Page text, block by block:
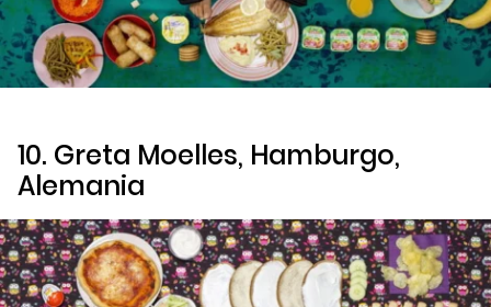
10. Greta Moelles, Hamburgo,
Alemania